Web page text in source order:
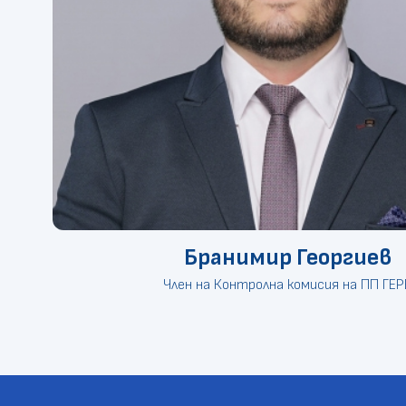
Бранимир Георгиев
Член на Контролна комисия на ПП